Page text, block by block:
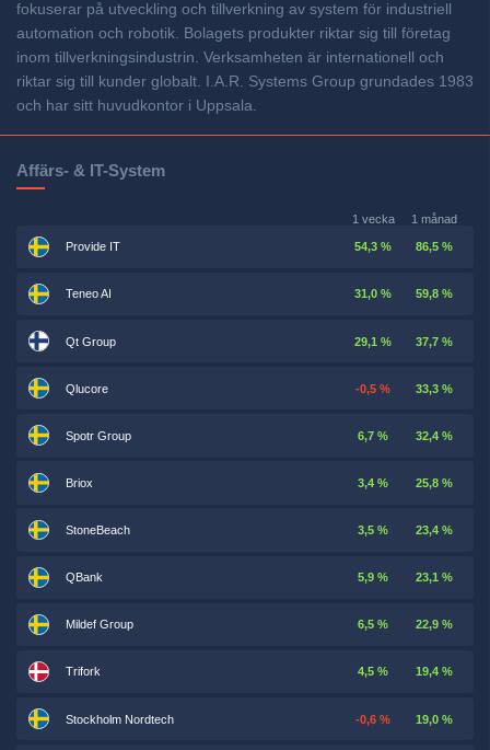
fokuserar på utveckling och tillverkning av system för industriell
automation och robotik. Bolagets produkter riktar sig till företag
inom tillverkningsindustrin. Verksamheten är internationell och
riktar sig till kunder globalt. I.A.R. Systems Group grundades 1983
och har sitt huvudkontor i Uppsala.
Affärs- & IT-System
1 vecka 1 månad
Provide IT 54,3 % 86,5 %
Teneo AI 31,0 % 59,8 %
Qt Group 29,1 % 37,7 %
Qlucore -0,5 % 33,3 %
Spotr Group 6,7 % 32,4 %
Briox 3,4 % 25,8 %
StoneBeach 3,5 % 23,4 %
QBank 5,9 % 23,1 %
Mildef Group 6,5 % 22,9 %
Trifork 4,5 % 19,4 %
Stockholm Nordtech -0,6 % 19,0 %